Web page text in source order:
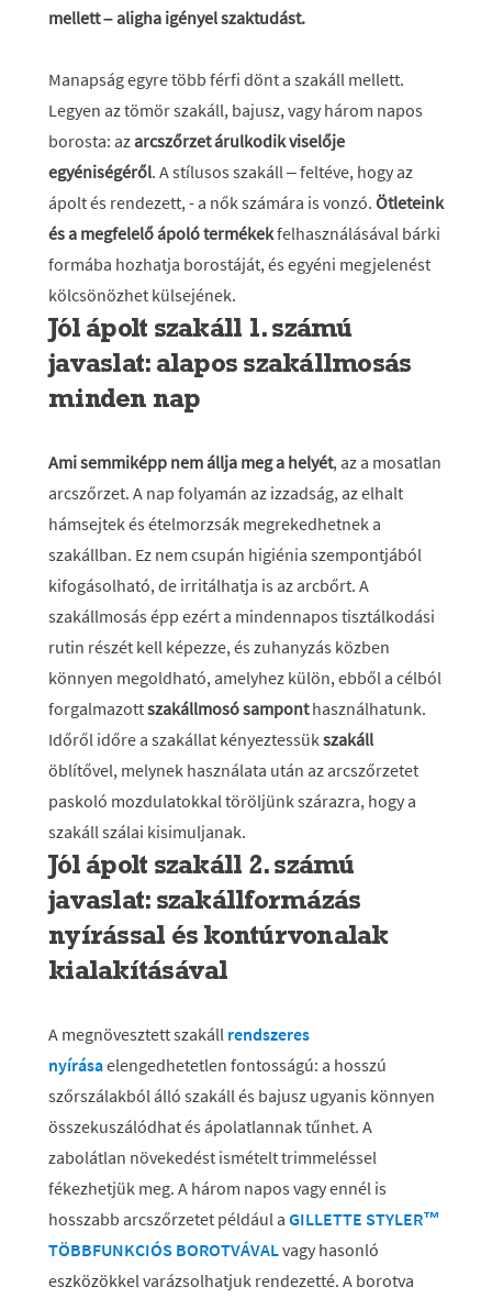
mellett – aligha igényel szaktudást.
Manapság egyre több férfi dönt a szakáll mellett.
Legyen az tömör szakáll, bajusz, vagy három napos
borosta: azarcszőrzet árulkodik viselője
egyéniségéről. A stílusos szakáll – feltéve, hogy az
ápolt és rendezett, - a nők számára is vonzó. Ötleteink
és a megfelelő ápoló termékekfelhasználásával bárki
formába hozhatja borostáját, és egyéni megjelenést
kölcsönözhet külsejének.
Jól ápolt szakáll 1. számú
javaslat: alapos szakállmosás
minden nap
Ami semmiképp nem állja meg a helyét, az a mosatlan
arcszőrzet. A nap folyamán az izzadság, az elhalt
hámsejtek és ételmorzsák megrekedhetnek a
szakállban. Ez nem csupán higiénia szempontjából
kifogásolható, de irritálhatja is az arcbőrt. A
szakállmosás épp ezért a mindennapos tisztálkodási
rutin részét kell képezze, és zuhanyzás közben
könnyen megoldható, amelyhez külön, ebből a célból
forgalmazottszakállmosó samponthasználhatunk.
Időről időre a szakállat kényeztessükszakáll
öblítővel, melynek használata után az arcszőrzetet
paskoló mozdulatokkal töröljünk szárazra, hogy a
szakáll szálai kisimuljanak.
Jól ápolt szakáll 2. számú
javaslat: szakállformázás
nyírással és kontúrvonalak
kialakításával
A megnövesztett szakáll rendszeres
nyírásaelengedhetetlen fontosságú: a hosszú
szőrszálakból álló szakáll és bajusz ugyanis könnyen
összekuszálódhat és ápolatlannak tűnhet. A
zabolátlan növekedést ismételt trimmeléssel
fékezhetjük meg. A három napos vagy ennél is
hosszabb arcszőrzetet például a GILLETTE STYLER™
TÖBBFUNKCIÓS BOROTVÁVALvagy hasonló
eszközökkel varázsolhatjuk rendezetté. A borotva